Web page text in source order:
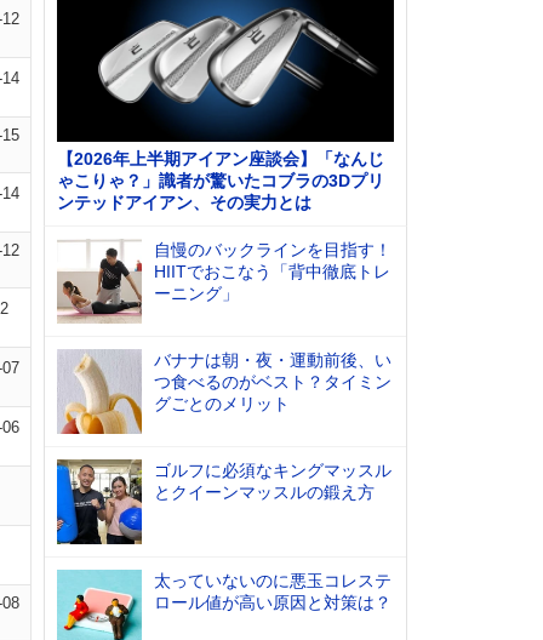
【2026年上半期アイアン座談会】「なんじ
ゃこりゃ？」識者が驚いたコブラの3Dプリ
ンテッドアイアン、その実力とは
自慢のバックラインを目指す！
HIITでおこなう「背中徹底トレ
ーニング」
バナナは朝・夜・運動前後、い
つ食べるのがベスト？タイミン
グごとのメリット
ゴルフに必須なキングマッスル
とクイーンマッスルの鍛え方
太っていないのに悪玉コレステ
ロール値が高い原因と対策は？